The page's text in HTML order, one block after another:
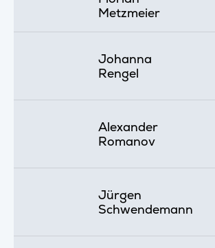
Metzmeier
Johanna
Rengel
Alexander
Romanov
Jürgen
Schwendemann